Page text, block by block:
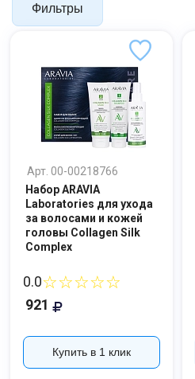
Фильтры
Арт. 00-00218766
Набор ARAVIA
Laboratories для ухода
за волосами и кожей
головы Collagen Silk
Complex
0.0☆☆☆☆☆
921
Купить в 1 клик